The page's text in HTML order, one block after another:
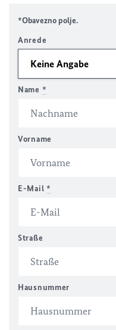
*Obavezno polje.
Anrede
Name *
Vorname
E-Mail *
Straße
Hausnummer